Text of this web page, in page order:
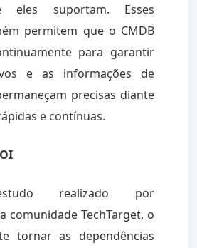
eles suportam. Esses
permitem que o CMDB
para garantir
e as informações de
precisas diante
e contínuas.
realizado por
comunidade TechTarget, o
tornar as dependências